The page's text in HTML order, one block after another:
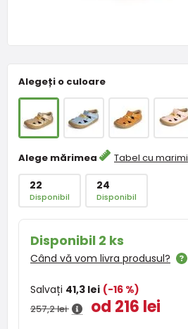
Alegeți o culoare
Alege mărimea Tabel cu marimi
22
Disponibil
24
Disponibil
Disponibil 2 ks
Când vă vom livra produsul?
Salvați 41,3 lei (-16 %)
257,2 lei od 216 lei